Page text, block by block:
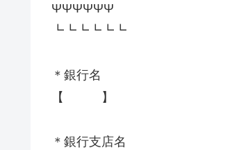
ΨΨΨΨΨΨ
┗┗┗┗┗┗
＊銀行名
【 】
＊銀行支店名